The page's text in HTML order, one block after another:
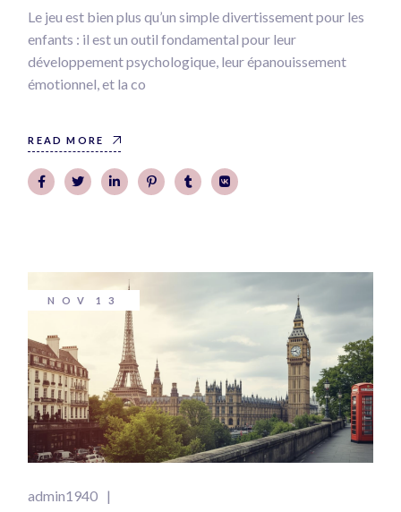
Le jeu est bien plus qu’un simple divertissement pour les
enfants : il est un outil fondamental pour leur
développement psychologique, leur épanouissement
émotionnel, et la co
READ MORE
NOV 13
admin1940